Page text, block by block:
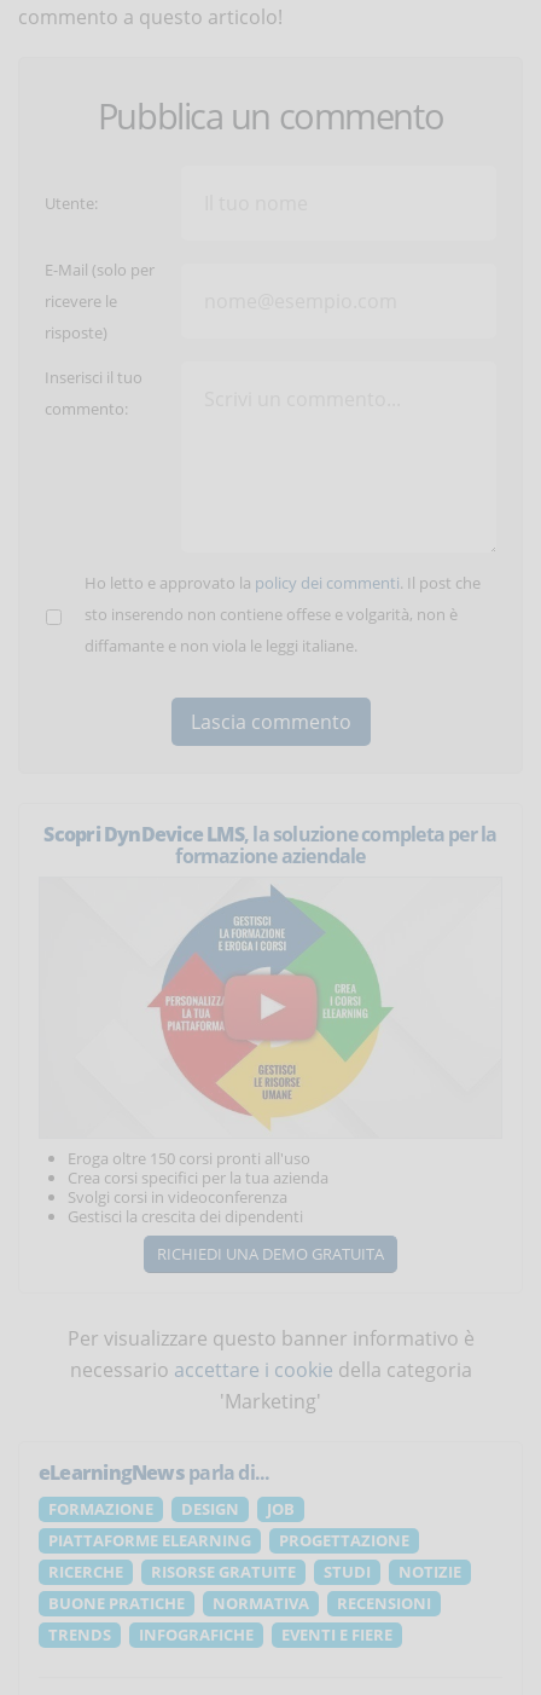
commento a questo articolo!
Pubblica un commento
Utente:
E-Mail (solo per
ricevere le
risposte)
Inserisci il tuo
commento:
Ho letto e approvato la policy dei commenti. Il post che
sto inserendo non contiene offese e volgarità, non è
diffamante e non viola le leggi italiane.
Scopri DynDevice LMS, la soluzione completa per la
formazione aziendale
Eroga oltre 150 corsi pronti all'uso
Crea corsi specifici per la tua azienda
Svolgi corsi in videoconferenza
Gestisci la crescita dei dipendenti
RICHIEDI UNA DEMO GRATUITA
Per visualizzare questo banner informativo è
necessario accettare i cookie della categoria
'Marketing'
eLearningNewsparla di...
FORMAZIONE DESIGN
JOB
PIATTAFORME ELEARNING
PROGETTAZIONE
RICERCHE
RISORSE GRATUITE STUDI
NOTIZIE
BUONE PRATICHE
NORMATIVA
RECENSIONI
TRENDS
INFOGRAFICHE EVENTI E FIERE